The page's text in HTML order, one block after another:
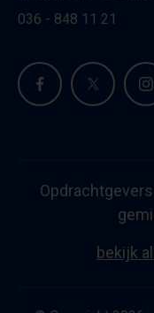
036 - 848 11 21
bekijk